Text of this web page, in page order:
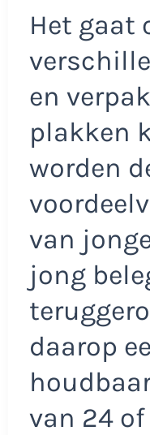
Het gaat
en
plakken
worden
van
jong
daarop
van 24